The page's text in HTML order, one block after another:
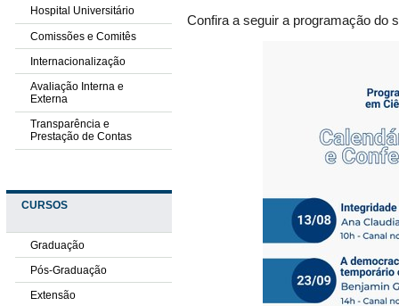
Hospital Universitário
Comissões e Comitês
Internacionalização
Avaliação Interna e
Externa
Transparência e
Prestação de Contas
CURSOS
Graduação
Pós-Graduação
Extensão
Confira a seguir a programação do